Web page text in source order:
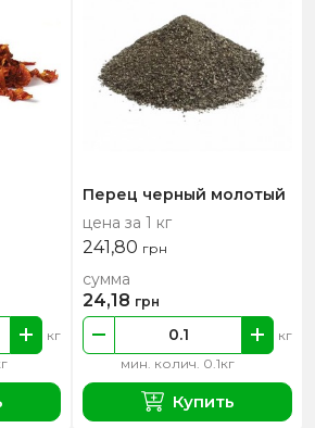
кг
Перец черный молотый
цена за 1 кг
241,80 грн
мин. колич. 0.1кг
кг
сумма
24,18 грн
Купить